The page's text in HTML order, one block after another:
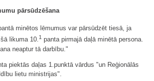
pārsūdzēšana
minētos lēmumus var pārsūdzēt tiesā, ja
likuma 10.1 panta pirmajā daļā minētā persona.
neaptur tā darbību."
piektās daļas 1.punktā vārdus "un Reģionālās
lietu ministrijas".